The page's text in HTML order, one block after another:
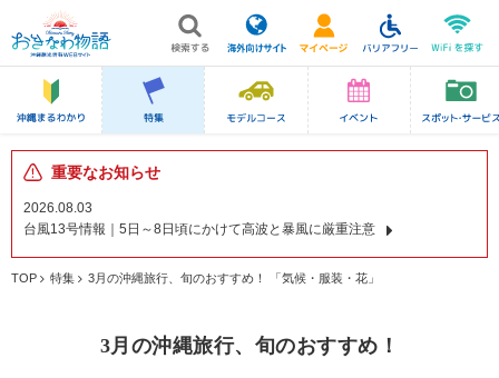
重要なお知らせ
2026.08.03
台風13号情報｜5日～8日頃にかけて高波と暴風に厳重注意
TOP 特集 3月の沖縄旅行、旬のおすすめ！ 「気候・服装・花」
3月の沖縄旅行、旬のおすすめ！